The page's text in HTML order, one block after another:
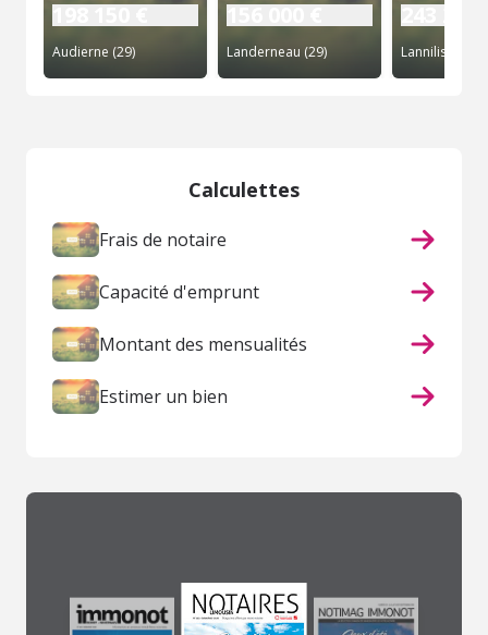
Audierne (29) Landerneau (29) Lannilis (29)
Calculettes
Frais de notaire
Capacité d'emprunt
Montant des mensualités
Estimer un bien